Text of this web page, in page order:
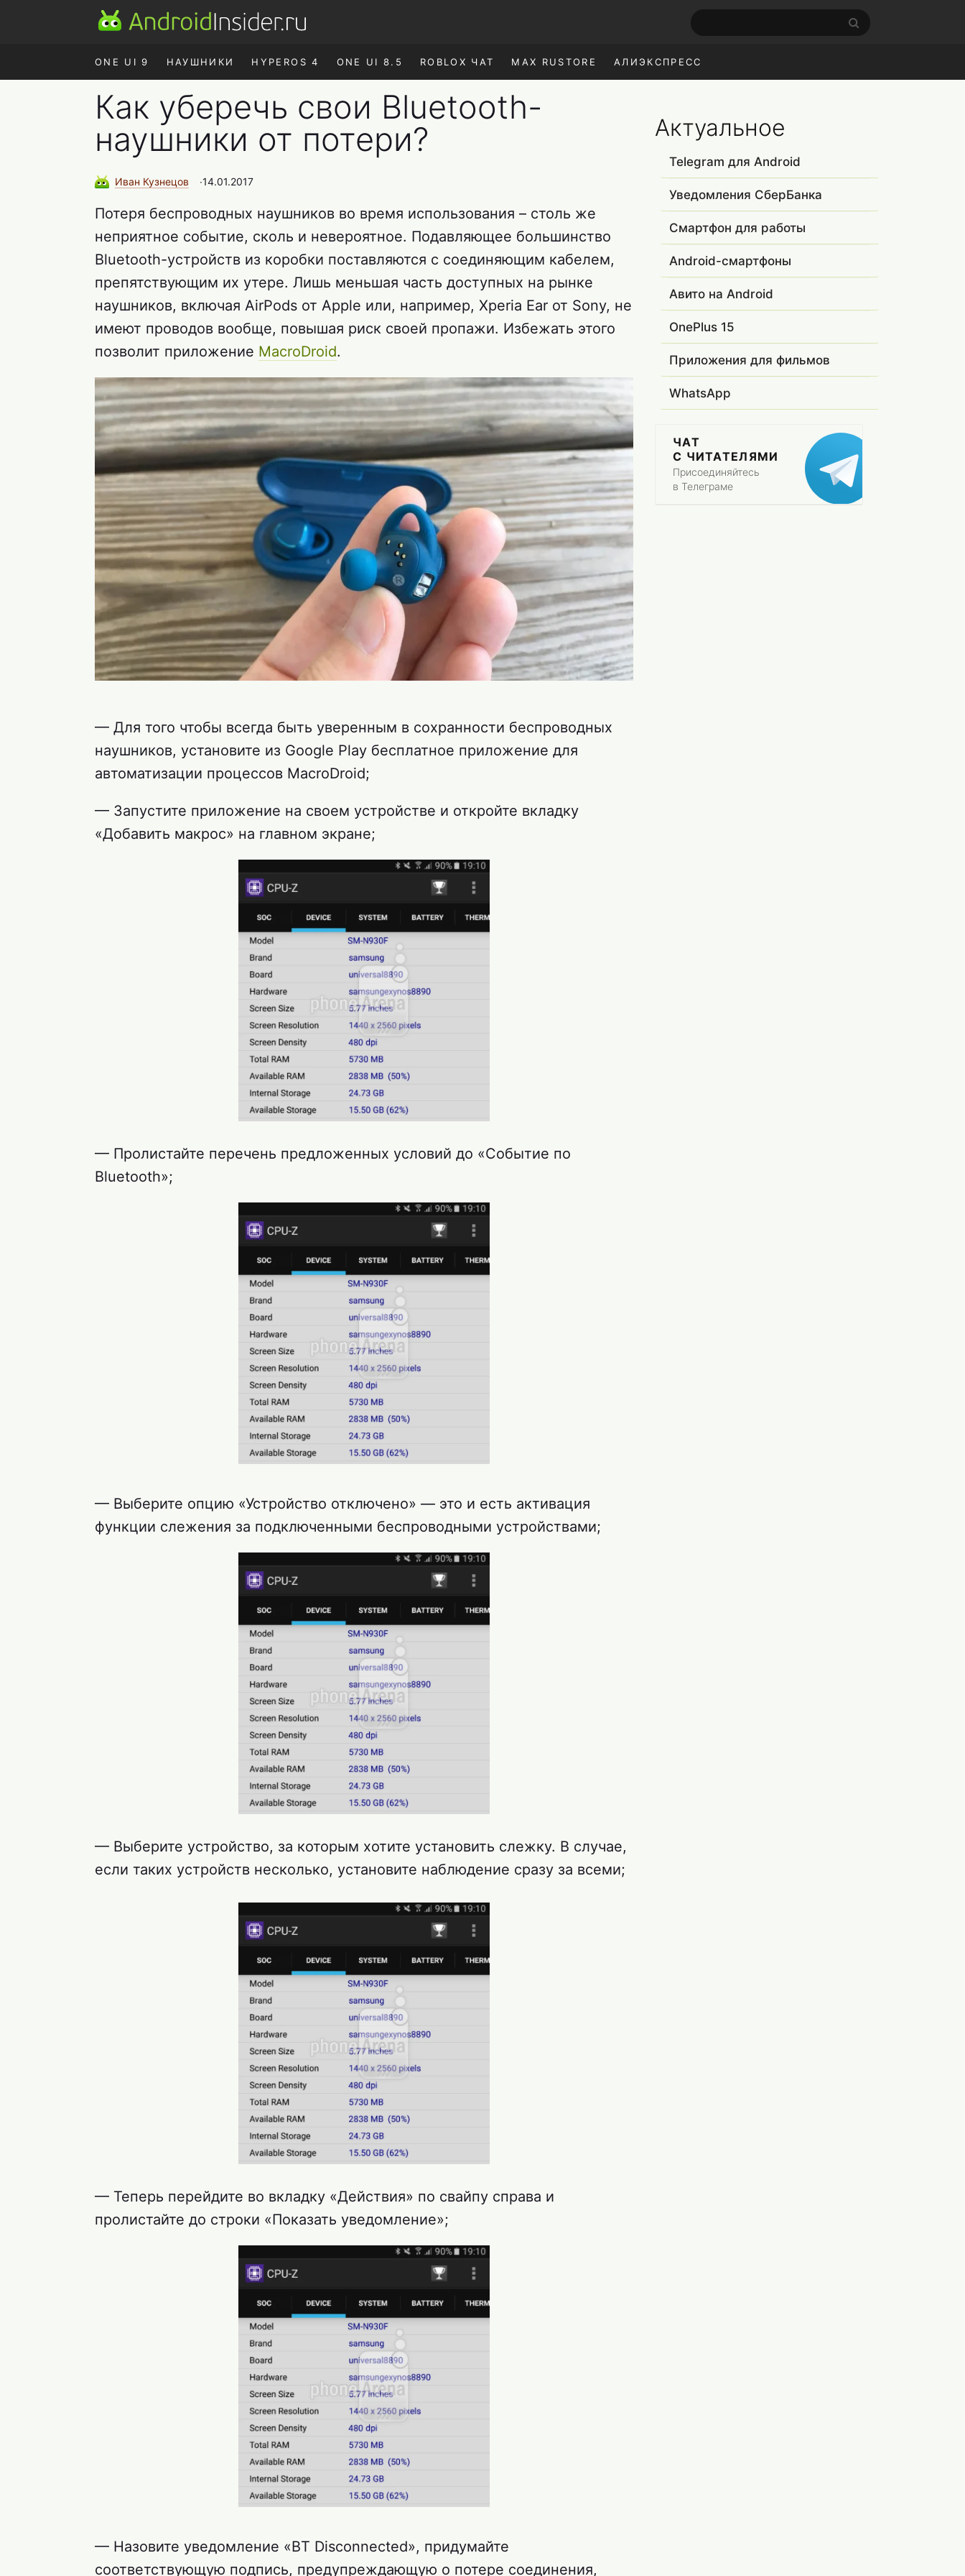
ONE UI 9 НАУШНИКИ HYPEROS 4 ONE UI 8.5 ROBLOX ЧАТ MAX RUSTORE АЛИЭКСПРЕСС
Как уберечь свои Bluetooth-
наушники от потери?
Иван Кузнецов ∙14.01.2017
Потеря беспроводных наушников во время использования – столь же
неприятное событие, сколь и невероятное. Подавляющее большинство
Bluetooth-устройств из коробки поставляются с соединяющим кабелем,
препятствующим их утере. Лишь меньшая часть доступных на рынке
наушников, включая AirPods от Apple или, например, Xperia Ear от Sony, не
имеют проводов вообще, повышая риск своей пропажи. Избежать этого
позволит приложение MacroDroid.
— Для того чтобы всегда быть уверенным в сохранности беспроводных
наушников, установите из Google Play бесплатное приложение для
автоматизации процессов MacroDroid;
— Запустите приложение на своем устройстве и откройте вкладку
«Добавить макрос» на главном экране;
— Пролистайте перечень предложенных условий до «Событие по
Bluetooth»;
— Выберите опцию «Устройство отключено» — это и есть активация
функции слежения за подключенными беспроводными устройствами;
— Выберите устройство, за которым хотите установить слежку. В случае,
если таких устройств несколько, установите наблюдение сразу за всеми;
— Теперь перейдите во вкладку «Действия» по свайпу справа и
пролистайте до строки «Показать уведомление»;
— Назовите уведомление «BT Disconnected», придумайте
соответствующую подпись, предупреждающую о потере соединения,
Актуальное
Telegram для Android
Уведомления СберБанка
Смартфон для работы
Android-смартфоны
Авито на Android
OnePlus 15
Приложения для фильмов
WhatsApp
ЧАТ
С ЧИТАТЕЛЯМИ
Присоединяйтесь
в Телеграме